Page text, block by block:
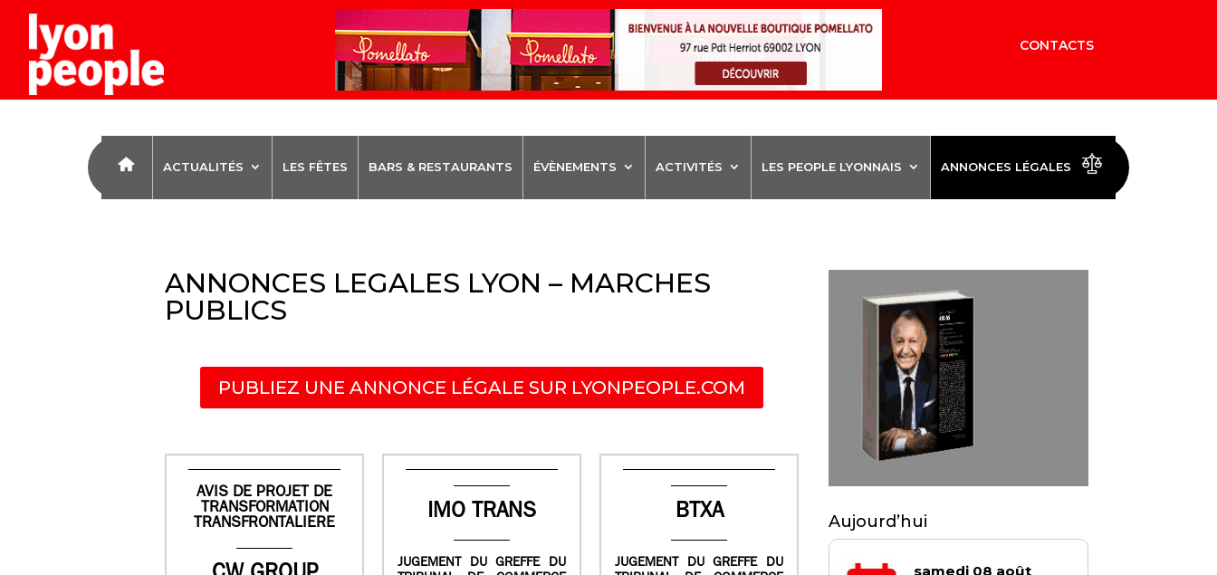
CONTACTS
ACTUALITÉS LES FÊTES BARS & RESTAURANTS ÉVÈNEMENTS ACTIVITÉS LES PEOPLE LYONNAIS ANNONCES LÉGALES
ANNONCES LEGALES LYON – MARCHES
PUBLICS
PUBLIEZ UNE ANNONCE LÉGALE SUR LYONPEOPLE.COM
AVIS DE PROJET DE
TRANSFORMATION
TRANSFRONTALIERE
IMO TRANS
JUGEMENT DU GREFFE DU
BTXA
JUGEMENT DU GREFFE DU
Aujourd’hui
samedi 08 août